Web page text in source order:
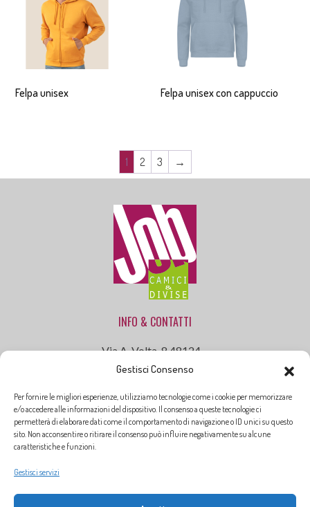
Gestisci Consenso
Per fornire le migliori esperienze, utilizziamo tecnologie come i cookie per memorizzare
e/o accedere alle informazioni del dispositivo. Il consenso a queste tecnologie ci
permetterà di elaborare dati come il comportamento di navigazione o ID unici su questo
sito. Non acconsentire o ritirare il consenso può influire negativamente su alcune
caratteristiche e funzioni.
Gestisci servizi
Felpa unisex Felpa unisex con cappuccio
1 2 3 →
INFO & CONTATTI
Via A. Volta, 8 48124 –
Ravenna (RA)
Cell. 335 25 61 90
Email: info@jobcamiciedivise.it
ORARI DI APERTURA